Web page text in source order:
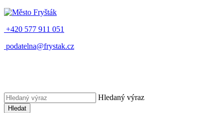
+420 577 911 051
podatelna@frystak.cz
Hledaný výraz
Hledat